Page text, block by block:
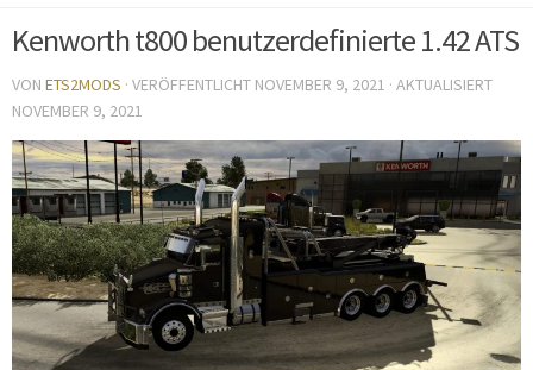
Kenworth t800 benutzerdefinierte 1.42 ATS
VON ETS2MODS · VERÖFFENTLICHT NOVEMBER 9, 2021 · AKTUALISIERT
NOVEMBER 9, 2021